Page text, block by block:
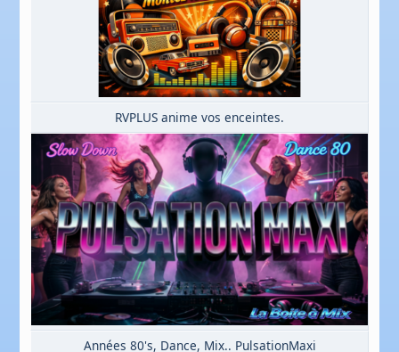
RVPLUS anime vos enceintes.
Années 80's, Dance, Mix.. PulsationMaxi